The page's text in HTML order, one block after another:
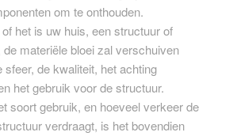
om te onthouden.
het is uw huis, een structuur of
materiële bloei zal verschuiven
de kwaliteit, het achting
het gebruik voor de structuur.
soort gebruik, en hoeveel verkeer de
verdraagt, is het bovendien